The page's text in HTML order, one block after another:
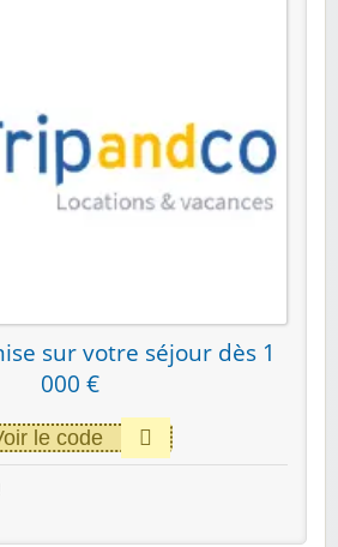
sur votre séjour dès 1
000 €
le code